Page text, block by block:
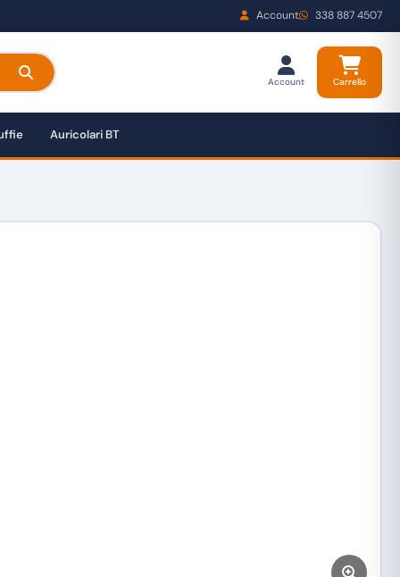
Account 338 887 4507
Account Carrello
Auricolari BT